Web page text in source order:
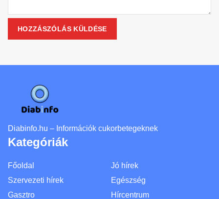
Diabinfo.hu – Információk cukorbetegeknek
Kategóriák
Főoldal
Jó hírek
Szervezeti hírek
Egészség
Gasztro
Hírcentrum